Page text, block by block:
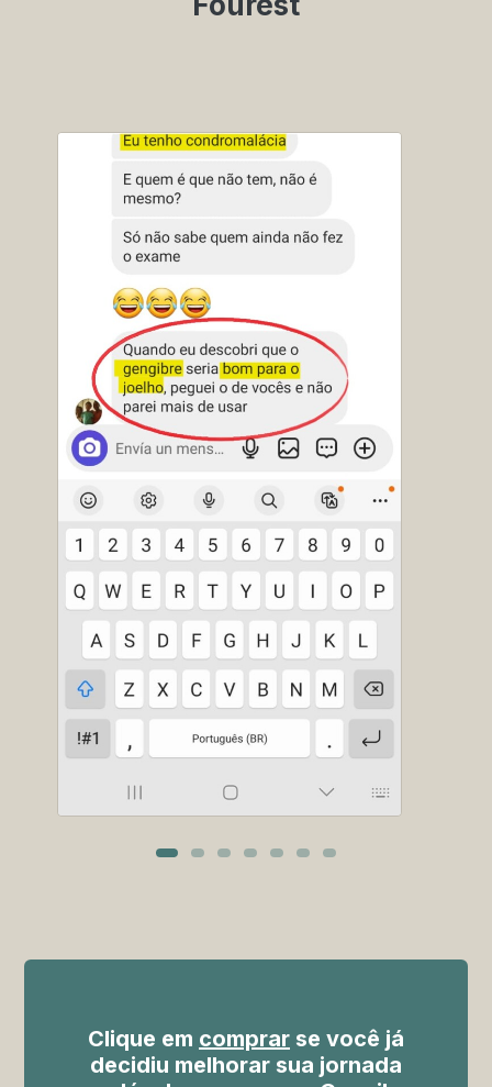
Clique em comprar se você já
decidiu melhorar sua jornada